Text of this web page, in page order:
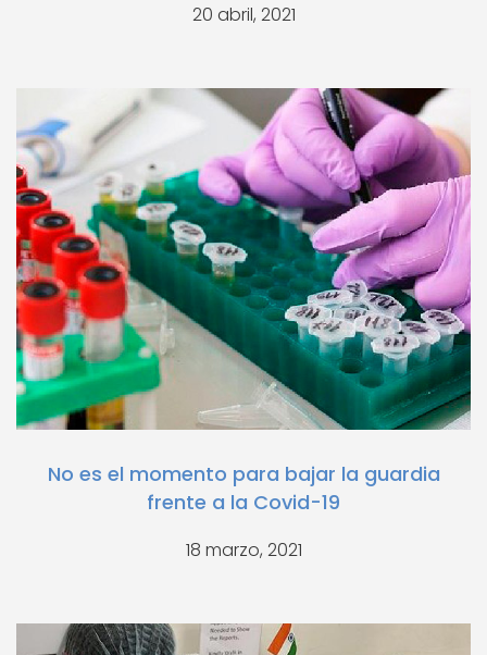
20 abril, 2021
No es el momento para bajar la guardia
frente a la Covid-19
18 marzo, 2021